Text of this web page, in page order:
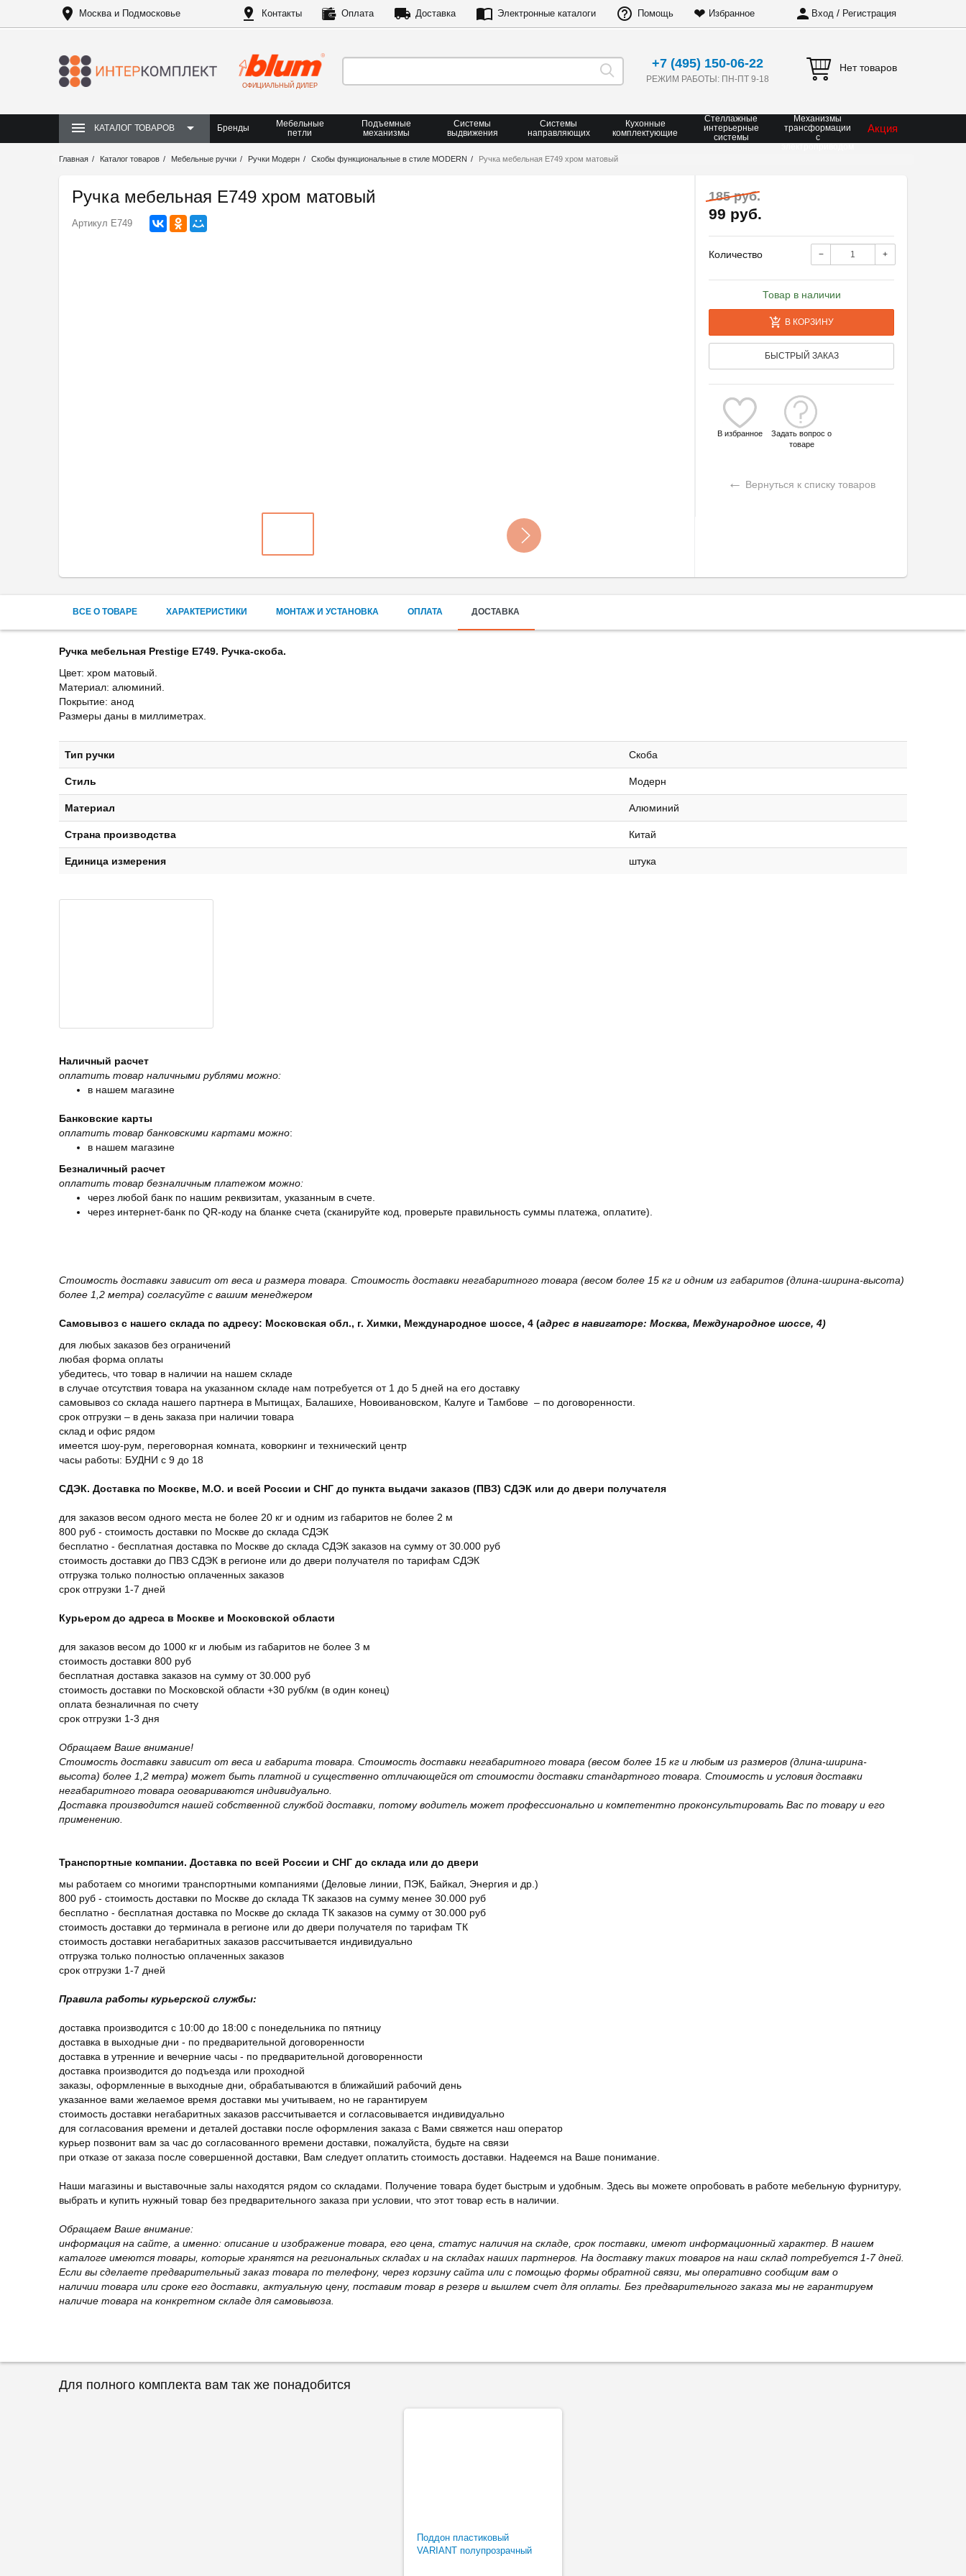
Москва и Подмосковье Контакты Оплата Доставка Электронные каталоги Помощь ❤ Избранное Вход / Регистрация
ОФИЦИАЛЬНЫЙ ДИЛЕР
+7 (495) 150-06-22
РЕЖИМ РАБОТЫ: ПН-ПТ 9-18
Нет товаров
КАТАЛОГ ТОВАРОВ Бренды
Мебельные
петли
Подъемные
механизмы
Системы
выдвижения
Системы
направляющих
Кухонные
комплектующие
Стеллажные
интерьерные
системы
Механизмы
трансформации
с
Акция
Главная Каталог товаров Мебельные ручки Ручки Модерн Скобы функциональные в стиле MODERN Ручка мебельная Е749 хром матовый
Ручка мебельная Е749 хром матовый
Артикул Е749
185 руб.
99 руб.
Количество − +
Товар в наличии
В КОРЗИНУ
БЫСТРЫЙ ЗАКАЗ
В избранное
Задать вопрос о
товаре
← Вернуться к списку товаров
ВСЕ О ТОВАРЕ ХАРАКТЕРИСТИКИ МОНТАЖ И УСТАНОВКА ОПЛАТА ДОСТАВКА
Ручка мебельная Prestige Е749. Ручка-скоба.
Цвет: хром матовый.
Материал: алюминий.
Покрытие: анод
Размеры даны в миллиметрах.
Тип ручки Скоба
Стиль Модерн
Материал Алюминий
Страна производства Китай
Единица измерения штука
Наличный расчет
оплатить товар наличными рублями можно:
в нашем магазине
Банковские карты
оплатить товар банковскими картами можно:
в нашем магазине
Безналичный расчет
оплатить товар безналичным платежом можно:
через любой банк по нашим реквизитам, указанным в счете.
через интернет-банк по QR-коду на бланке счета (сканируйте код, проверьте правильность суммы платежа, оплатите).
Стоимость доставки зависит от веса и размера товара. Стоимость доставки негабаритного товара (весом более 15 кг и одним из габаритов (длина-ширина-высота)
более 1,2 метра) согласуйте с вашим менеджером
Самовывоз с нашего склада по адресу: Московская обл., г. Химки, Международное шоссе, 4 (адрес в навигаторе: Москва, Международное шоссе, 4)
для любых заказов без ограничений
любая форма оплаты
убедитесь, что товар в наличии на нашем складе
в случае отсутствия товара на указанном складе нам потребуется от 1 до 5 дней на его доставку
самовывоз со склада нашего партнера в Мытищах, Балашихе, Новоивановском, Калуге и Тамбове – по договоренности.
срок отгрузки – в день заказа при наличии товара
склад и офис рядом
имеется шоу-рум, переговорная комната, коворкинг и технический центр
часы работы: БУДНИ с 9 до 18
СДЭК. Доставка по Москве, М.О. и всей России и СНГ до пункта выдачи заказов (ПВЗ) СДЭК или до двери получателя
для заказов весом одного места не более 20 кг и одним из габаритов не более 2 м
800 руб - стоимость доставки по Москве до склада СДЭК
бесплатно - бесплатная доставка по Москве до склада СДЭК заказов на сумму от 30.000 руб
стоимость доставки до ПВЗ СДЭК в регионе или до двери получателя по тарифам СДЭК
отгрузка только полностью оплаченных заказов
срок отгрузки 1-7 дней
Курьером до адреса в Москве и Московской области
для заказов весом до 1000 кг и любым из габаритов не более 3 м
стоимость доставки 800 руб
бесплатная доставка заказов на сумму от 30.000 руб
стоимость доставки по Московской области +30 руб/км (в один конец)
оплата безналичная по счету
срок отгрузки 1-3 дня
Обращаем Ваше внимание!
Стоимость доставки зависит от веса и габарита товара. Стоимость доставки негабаритного товара (весом более 15 кг и любым из размеров (длина-ширина-
высота) более 1,2 метра) может быть платной и существенно отличающейся от стоимости доставки стандартного товара. Стоимость и условия доставки
негабаритного товара оговариваются индивидуально.
Доставка производится нашей собственной службой доставки, потому водитель может профессионально и компетентно проконсультировать Вас по товару и его
применению.
Транспортные компании. Доставка по всей России и СНГ до склада или до двери
мы работаем со многими транспортными компаниями (Деловые линии, ПЭК, Байкал, Энергия и др.)
800 руб - стоимость доставки по Москве до склада ТК заказов на сумму менее 30.000 руб
бесплатно - бесплатная доставка по Москве до склада ТК заказов на сумму от 30.000 руб
стоимость доставки до терминала в регионе или до двери получателя по тарифам ТК
стоимость доставки негабаритных заказов рассчитывается индивидуально
отгрузка только полностью оплаченных заказов
срок отгрузки 1-7 дней
Правила работы курьерской службы:
доставка производится с 10:00 до 18:00 с понедельника по пятницу
доставка в выходные дни - по предварительной договоренности
доставка в утренние и вечерние часы - по предварительной договоренности
доставка производится до подъезда или проходной
заказы, оформленные в выходные дни, обрабатываются в ближайший рабочий день
указанное вами желаемое время доставки мы учитываем, но не гарантируем
стоимость доставки негабаритных заказов рассчитывается и согласовывается индивидуально
для согласования времени и деталей доставки после оформления заказа с Вами свяжется наш оператор
курьер позвонит вам за час до согласованного времени доставки, пожалуйста, будьте на связи
при отказе от заказа после совершенной доставки, Вам следует оплатить стоимость доставки. Надеемся на Ваше понимание.
Наши магазины и выставочные залы находятся рядом со складами. Получение товара будет быстрым и удобным. Здесь вы можете опробовать в работе мебельную фурнитуру,
выбрать и купить нужный товар без предварительного заказа при условии, что этот товар есть в наличии.
Обращаем Ваше внимание:
информация на сайте, а именно: описание и изображение товара, его цена, статус наличия на складе, срок поставки, имеют информационный характер. В нашем
каталоге имеются товары, которые хранятся на региональных складах и на складах наших партнеров. На доставку таких товаров на наш склад потребуется 1-7 дней.
Если вы сделаете предварительный заказ товара по телефону, через корзину сайта или с помощью формы обратной связи, мы оперативно сообщим вам о
наличии товара или сроке его доставки, актуальную цену, поставим товар в резерв и вышлем счет для оплаты. Без предварительного заказа мы не гарантируем
наличие товара на конкретном складе для самовывоза.
Для полного комплекта вам так же понадобится
Поддон пластиковый
VARIANT полупрозрачный